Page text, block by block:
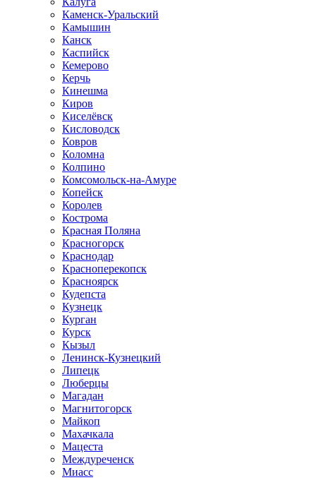
Каменск-Уральский
Камышин
Канск
Каспийск
Кемерово
Керчь
Кинешма
Киров
Киселёвск
Кисловодск
Ковров
Коломна
Колпино
Комсомольск-на-Амуре
Копейск
Королев
Кострома
Красная Поляна
Красногорск
Краснодар
Красноперекопск
Красноярск
Кудепста
Кузнецк
Курган
Курск
Кызыл
Ленинск-Кузнецкий
Липецк
Люберцы
Магадан
Магнитогорск
Майкоп
Махачкала
Мацеста
Междуреченск
Миасс